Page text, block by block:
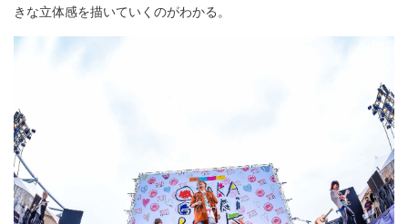
きな立体感を描いていくのがわかる。